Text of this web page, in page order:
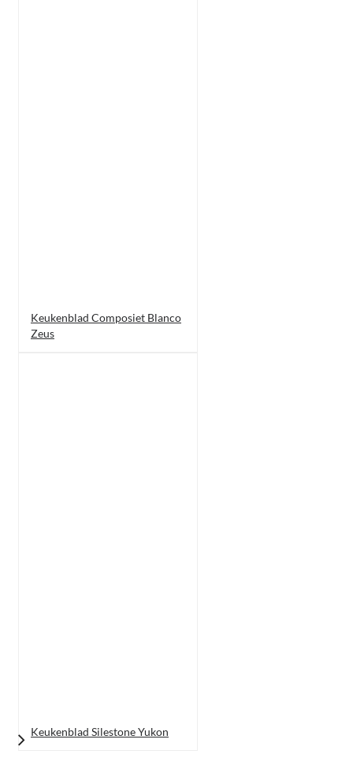
Keukenblad Composiet Blanco
Zeus
Keukenblad Silestone Yukon